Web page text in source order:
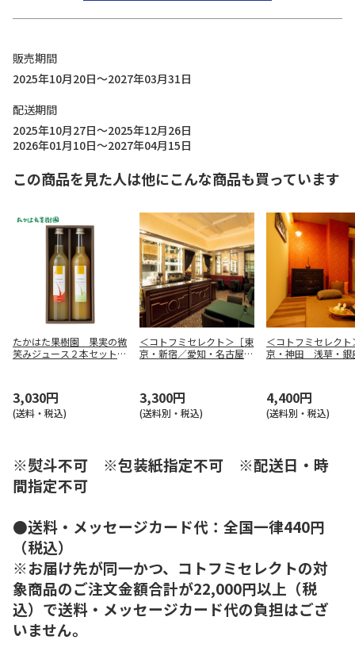
販売期間
2025年10月20日～2027年03月31日
配送期間
2025年10月27日～2025年12月26日
2026年01月10日～2027年04月15日
この商品を見た人は他にこんな商品も買っています
たかはた果樹園 果実の微
笑みジュース２本セット
3,030円
(送料・税込)
＜コトフミセレクト＞［東
京・新宿／愛知・名古屋／
3,300円
(送料別・税込)
＜コトフミセレクト
京・神田 浅草・銀
4,400円
(送料別・税込)
※熨斗不可 ※包装紙指定不可 ※配送日・時
間指定不可
●送料・メッセージカード代：全国一律440円
（税込）
※お届け先が同一かつ、コトフミセレクトの対
象商品のご注文金額合計が22,000円以上（税
込）で送料・メッセージカード代の負担はござ
いません。